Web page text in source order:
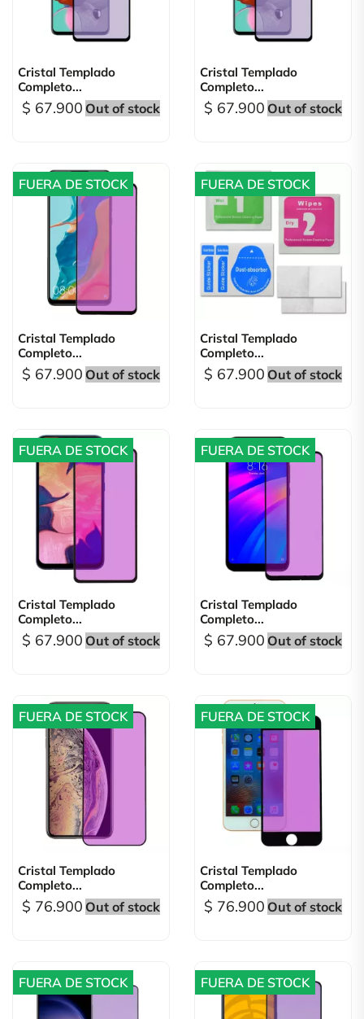
Cristal Templado
Completo...
$ 67.900 Out of stock
Cristal Templado
Completo...
$ 67.900 Out of stock
Cristal Templado
Completo...
$ 67.900 Out of stock
FUERA DE STOCK
Cristal Templado
Completo...
$ 67.900 Out of stock
FUERA DE STOCK
Cristal Templado
Completo...
$ 67.900 Out of stock
FUERA DE STOCK
Cristal Templado
Completo...
$ 67.900 Out of stock
FUERA DE STOCK
Cristal Templado
Completo...
$ 76.900 Out of stock
FUERA DE STOCK
Cristal Templado
Completo...
$ 76.900 Out of stock
FUERA DE STOCK
FUERA DE STOCK FUERA DE STOCK